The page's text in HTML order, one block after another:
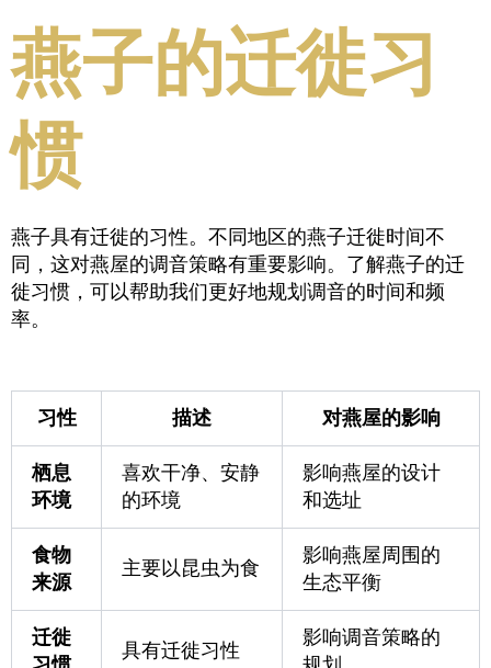
燕子的迁徙习
惯
燕子具有迁徙的习性。不同地区的燕子迁徙时间不
同，这对燕屋的调音策略有重要影响。了解燕子的迁
徙习惯，可以帮助我们更好地规划调音的时间和频
率。
习性 描述 对燕屋的影响
栖息
环境
喜欢干净、安静
的环境
影响燕屋的设计
和选址
食物
来源
主要以昆虫为食
影响燕屋周围的
生态平衡
迁徙
具有迁徙习性
影响调音策略的